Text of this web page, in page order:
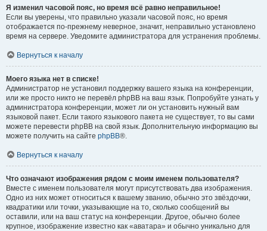
Я изменил часовой пояс, но время всё равно неправильное!
Если вы уверены, что правильно указали часовой пояс, но время
отображается по-прежнему неверное, значит, неправильно установлено
время на сервере. Уведомите администратора для устранения проблемы.
Вернуться к началу
Моего языка нет в списке!
Администратор не установил поддержку вашего языка на конференции,
или же просто никто не перевёл phpBB на ваш язык. Попробуйте узнать у
администратора конференции, может ли он установить нужный вам
языковой пакет. Если такого языкового пакета не существует, то вы сами
можете перевести phpBB на свой язык. Дополнительную информацию вы
можете получить на сайте phpBB®.
Вернуться к началу
Что означают изображения рядом с моим именем пользователя?
Вместе с именем пользователя могут присутствовать два изображения.
Одно из них может относиться к вашему званию, обычно это звёздочки,
квадратики или точки, указывающие на то, сколько сообщений вы
оставили, или на ваш статус на конференции. Другое, обычно более
крупное, изображение известно как «аватара» и обычно уникально для